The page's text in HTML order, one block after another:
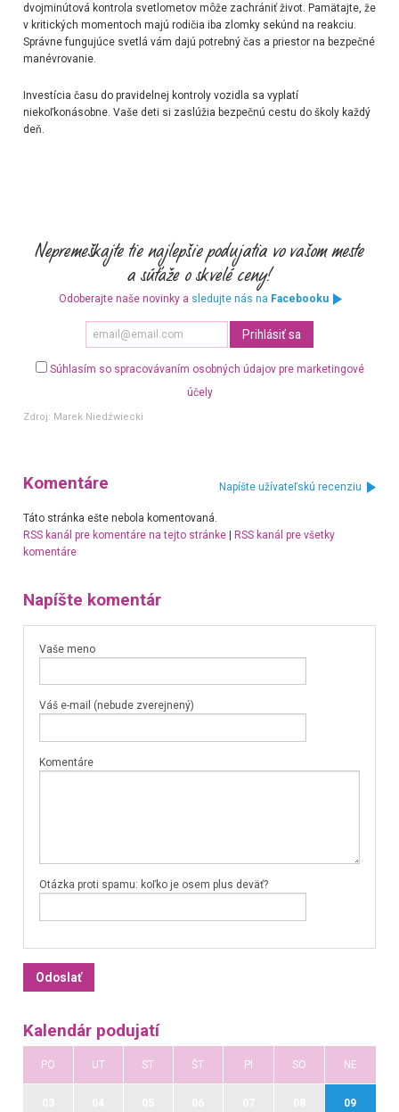
dvojminútová kontrola svetlometov môže zachrániť život. Pamätajte, že
v kritických momentoch majú rodičia iba zlomky sekúnd na reakciu.
Správne fungujúce svetlá vám dajú potrebný čas a priestor na bezpečné
manévrovanie.
Investícia času do pravidelnej kontroly vozidla sa vyplatí
niekoľkonásobne. Vaše deti si zaslúžia bezpečnú cestu do školy každý
deň.
Odoberajte naše novinky a sledujte nás na Facebooku
Súhlasím so spracovávaním osobných údajov pre marketingové
účely
Zdroj: Marek Niedźwiecki
Komentáre Napíšte užívateľskú recenziu
Táto stránka ešte nebola komentovaná.
RSS kanál pre komentáre na tejto stránke| RSS kanál pre všetky
komentáre
Napíšte komentár
Vaše meno
Váš e-mail (nebude zverejnený)
Komentáre
Otázka proti spamu: koľko je osem plus deväť?
Kalendár podujatí
PO UT ST ŠT PI SO NE
09